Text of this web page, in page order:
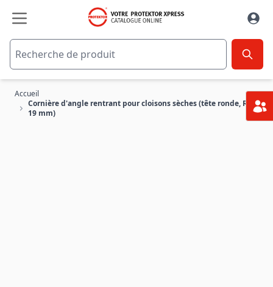
Accueil
Cornière d'angle rentrant pour cloisons sèches (tête ronde, R =
19 mm)